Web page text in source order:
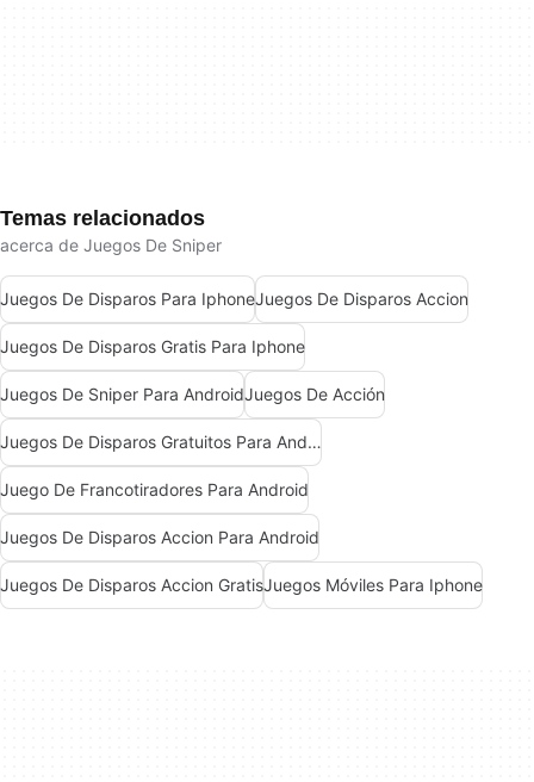
Temas relacionados
acerca de Juegos De Sniper
Juegos De Disparos Para IphoneJuegos De Disparos Accion
Juegos De Disparos Gratis Para Iphone
Juegos De Sniper Para AndroidJuegos De Acción
Juegos De Disparos Gratuitos Para Android
Juego De Francotiradores Para Android
Juegos De Disparos Accion Para Android
Juegos De Disparos Accion GratisJuegos Móviles Para Iphone